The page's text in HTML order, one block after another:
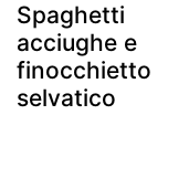
Spaghetti
acciughe e
finocchietto
selvatico